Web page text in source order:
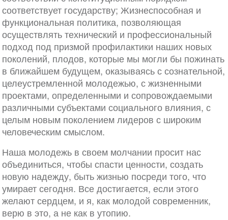
соответствует государству; Жизнеспособная и
функциональная политика, позволяющая
осуществлять технический и профессиональный
подход под призмой профилактики наших новых
поколений, плодов, которые мы могли бы пожинать
в ближайшем будущем, оказываясь с сознательной,
целеустремленной молодежью, с жизненными
проектами, определенными и сопровождаемыми
различными субъектами социального влияния, с
целым новым поколением лидеров с широким
человеческим смыслом.
Наша молодежь в своем молчании просит нас
объединиться, чтобы спасти ценности, создать
новую надежду, быть жизнью посреди того, что
умирает сегодня. Все достигается, если этого
желают сердцем, и я, как молодой современник,
верю в это, а не как в утопию.